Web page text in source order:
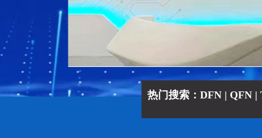
热门搜索：DFN | QFN |